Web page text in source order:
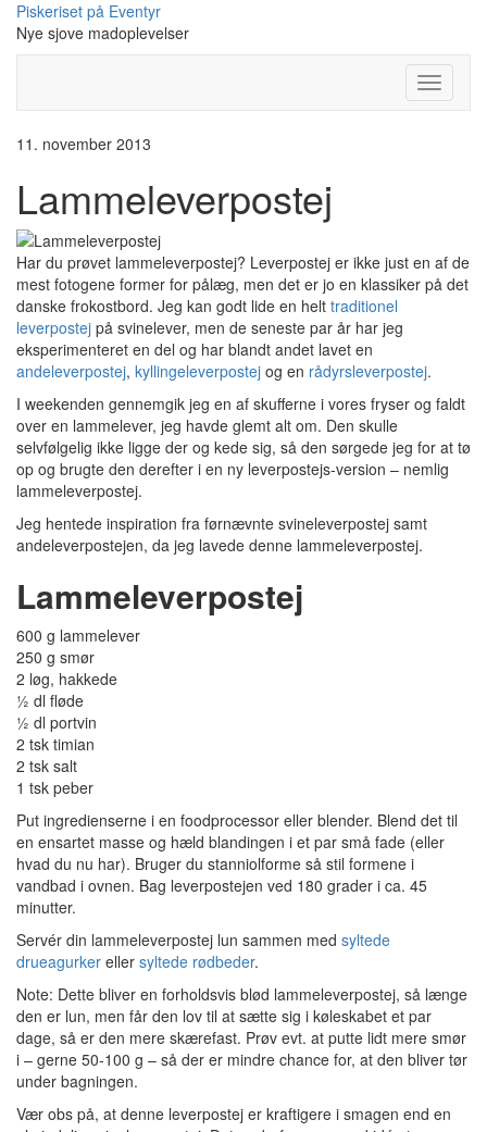
Skip
content
Piskeriset på Eventyr
Nye sjove madoplevelser
Toggle
11. november 2013
Lammeleverpostej
Har du prøvet lammeleverpostej? Leverpostej er ikke just en af de
mest fotogene former for pålæg, men det er jo en klassiker på det
danske frokostbord. Jeg kan godt lide en helt traditionel
leverpostej på svinelever, men de seneste par år har jeg
eksperimenteret en del og har blandt andet lavet en
andeleverpostej, kyllingeleverpostej og en rådyrsleverpostej.
I weekenden gennemgik jeg en af skufferne i vores fryser og faldt
over en lammelever, jeg havde glemt alt om. Den skulle
selvfølgelig ikke ligge der og kede sig, så den sørgede jeg for at tø
op og brugte den derefter i en ny leverpostejs-version – nemlig
lammeleverpostej.
Jeg hentede inspiration fra førnævnte svineleverpostej samt
andeleverpostejen, da jeg lavede denne lammeleverpostej.
Lammeleverpostej
600 g lammelever
250 g smør
2 løg, hakkede
½ dl fløde
½ dl portvin
2 tsk timian
2 tsk salt
1 tsk peber
Put ingredienserne i en foodprocessor eller blender. Blend det til
en ensartet masse og hæld blandingen i et par små fade (eller
hvad du nu har). Bruger du stanniolforme så stil formene i
vandbad i ovnen. Bag leverpostejen ved 180 grader i ca. 45
minutter.
Servér din lammeleverpostej lun sammen med syltede
drueagurker eller syltede rødbeder.
Note: Dette bliver en forholdsvis blød lammeleverpostej, så længe
den er lun, men får den lov til at sætte sig i køleskabet et par
dage, så er den mere skærefast. Prøv evt. at putte lidt mere smør
i – gerne 50-100 g – så der er mindre chance for, at den bliver tør
under bagningen.
Vær obs på, at denne leverpostej er kraftigere i smagen end en